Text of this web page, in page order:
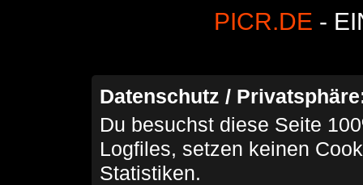
PICR.DE -
Datenschutz /
Du besuchst diese Seite
Logfiles, setzen keinen
Statistiken.